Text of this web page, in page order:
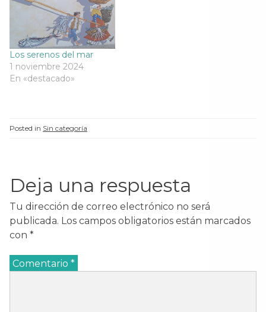
n
e
v
a
a
n
u
e
v
a
n
a
e
v
Los serenos del mar
1 noviembre 2024
En «destacado»
Posted in Sin categoría
Deja una respuesta
Tu dirección de correo electrónico no será
publicada. Los campos obligatorios están marcados
con *
Comentario *